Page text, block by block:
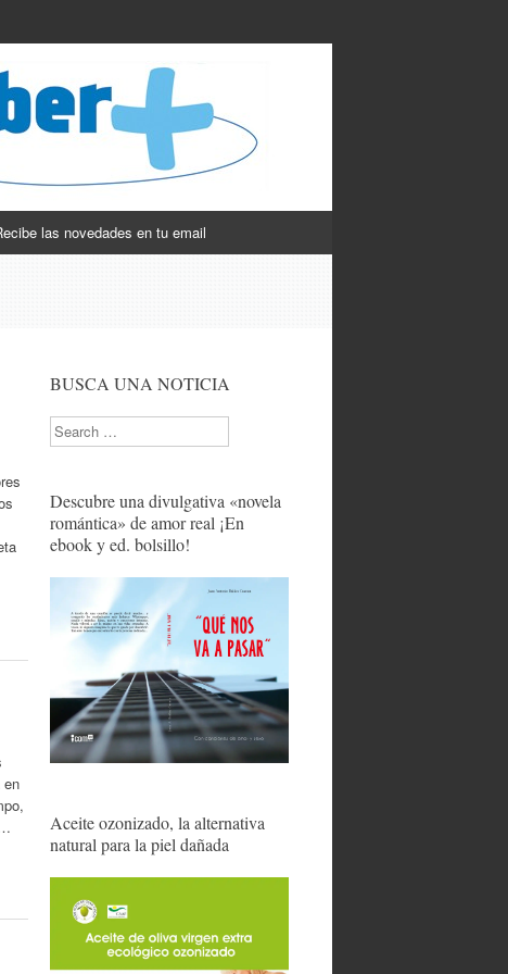
las novedades en tu email
en
BUSCA UNA NOTICIA
Search
Descubre una divulgativa «novela
romántica» de amor real ¡En
ebook y ed. bolsillo!
Aceite ozonizado, la alternativa
natural para la piel dañada